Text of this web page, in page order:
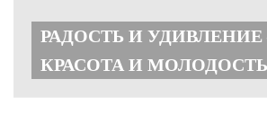
РАДОСТЬ И УДИВЛЕНИЕ
КРАСОТА И